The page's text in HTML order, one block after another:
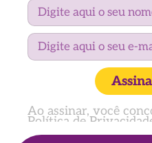
Ao assinar, você
Política de